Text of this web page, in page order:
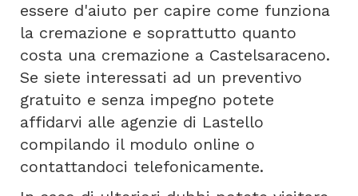
essere d'aiuto per capire come funziona
la cremazione e soprattutto quanto
costa una cremazione a Castelsaraceno.
Se siete interessati ad un preventivo
gratuito e senza impegno potete
affidarvi alle agenzie di Lastello
compilando il modulo online o
contattandoci telefonicamente.